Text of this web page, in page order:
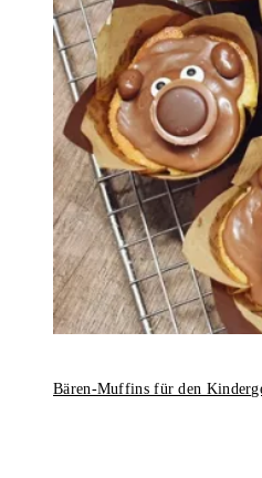
Bären-Muffins für den